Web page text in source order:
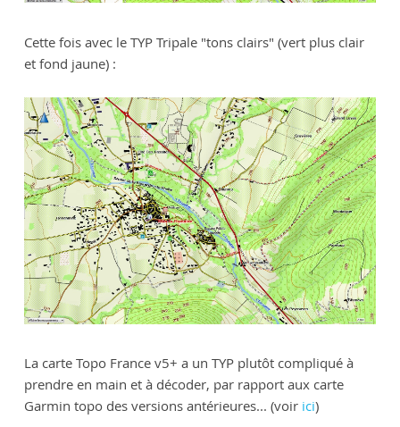
Cette fois avec le TYP Tripale "tons clairs" (vert plus clair
et fond jaune) :
La carte Topo France v5+ a un TYP plutôt compliqué à
prendre en main et à décoder, par rapport aux carte
Garmin topo des versions antérieures... (voir ici)